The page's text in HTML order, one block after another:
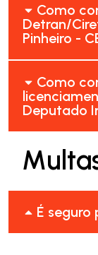
Como
Detran/
Pinheiro -
Como
Deputado
É seguro